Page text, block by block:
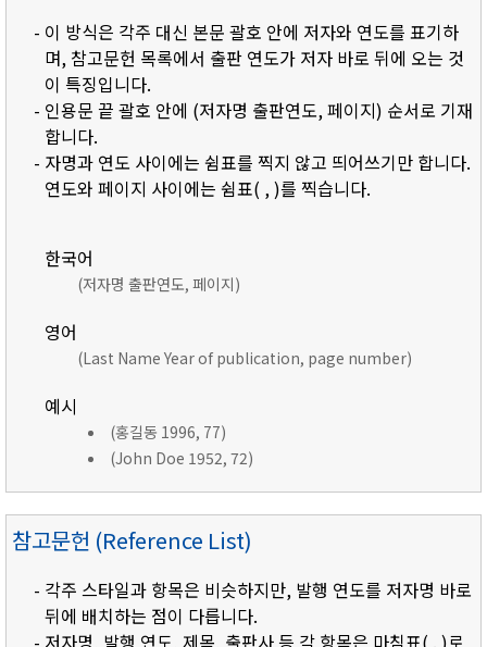
- 이 방식은 각주 대신 본문 괄호 안에 저자와 연도를 표기하
며, 참고문헌 목록에서 출판 연도가 저자 바로 뒤에 오는 것
이 특징입니다.
- 인용문 끝 괄호 안에 (저자명 출판연도, 페이지) 순서로 기재
합니다.
- 자명과 연도 사이에는 쉼표를 찍지 않고 띄어쓰기만 합니다.
연도와 페이지 사이에는 쉼표( , )를 찍습니다.
한국어
(저자명 출판연도, 페이지)
영어
(Last Name Year of publication, page number)
예시
(홍길동 1996, 77)
(John Doe 1952, 72)
참고문헌 (Reference List)
- 각주 스타일과 항목은 비슷하지만, 발행 연도를 저자명 바로
뒤에 배치하는 점이 다릅니다.